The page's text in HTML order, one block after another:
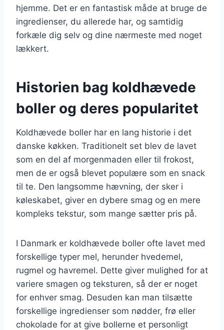
hjemme. Det er en fantastisk måde at bruge de
ingredienser, du allerede har, og samtidig
forkæle dig selv og dine nærmeste med noget
lækkert.
Historien bag koldhævede
boller og deres popularitet
Koldhævede boller har en lang historie i det
danske køkken. Traditionelt set blev de lavet
som en del af morgenmaden eller til frokost,
men de er også blevet populære som en snack
til te. Den langsomme hævning, der sker i
køleskabet, giver en dybere smag og en mere
kompleks tekstur, som mange sætter pris på.
I Danmark er koldhævede boller ofte lavet med
forskellige typer mel, herunder hvedemel,
rugmel og havremel. Dette giver mulighed for at
variere smagen og teksturen, så der er noget
for enhver smag. Desuden kan man tilsætte
forskellige ingredienser som nødder, frø eller
chokolade for at give bollerne et personligt